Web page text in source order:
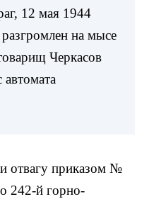
12 мая 1944
на мысе
Черкасов
отвагу приказом №
242-й горно-